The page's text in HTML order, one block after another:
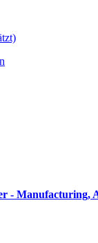
- Manufacturing,